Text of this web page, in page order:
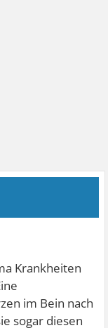
Krankheiten
im Bein nach
sogar diesen